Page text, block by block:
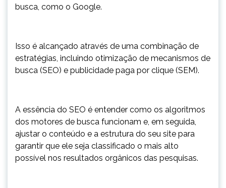
busca, como o Google.
Isso é alcançado através de uma combinação de
estratégias, incluindo otimização de mecanismos de
busca (SEO) e publicidade paga por clique (SEM).
A essência do SEO é entender como os algoritmos
dos motores de busca funcionam e, em seguida,
ajustar o conteúdo e a estrutura do seu site para
garantir que ele seja classificado o mais alto
possível nos resultados orgânicos das pesquisas.